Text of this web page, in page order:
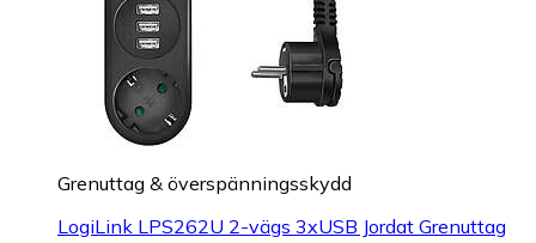
Grenuttag & överspänningsskydd
LogiLink LPS262U 2-vägs 3xUSB Jordat Grenuttag